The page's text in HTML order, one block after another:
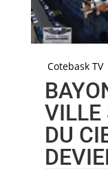
Cotebask TV
VILLE
DU